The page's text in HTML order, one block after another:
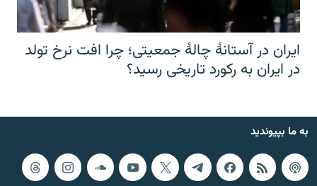
ایران در آستانهٔ چالهٔ جمعیتی؛ چرا افت نرخ تولد
در ایران به رکورد تاریخی رسید؟
به ما بپیوندید